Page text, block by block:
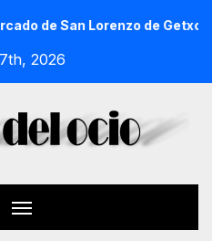
San Lorenzo de Getxo
2026